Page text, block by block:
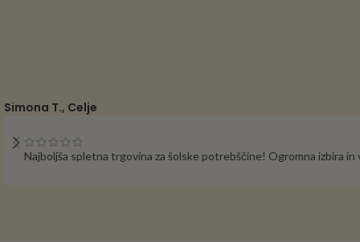
Simona T., Celje
Najboljša spletna trgovina za šolske potrebščine! Ogromna izbira